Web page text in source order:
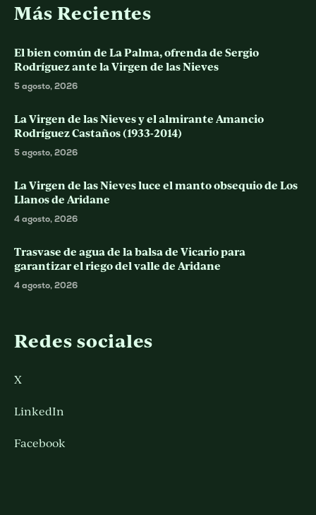
Más Recientes
El bien común de La Palma, ofrenda de Sergio
Rodríguez ante la Virgen de las Nieves
5 agosto, 2026
La Virgen de las Nieves y el almirante Amancio
Rodríguez Castaños (1933-2014)
5 agosto, 2026
La Virgen de las Nieves luce el manto obsequio de Los
Llanos de Aridane
4 agosto, 2026
Trasvase de agua de la balsa de Vicario para
garantizar el riego del valle de Aridane
4 agosto, 2026
Redes sociales
X
LinkedIn
Facebook